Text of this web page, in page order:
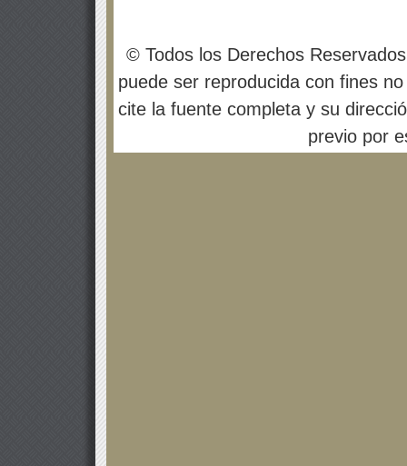
© Todos los Derechos
puede ser reproducida con fines
cite la fuente completa y su
previo por